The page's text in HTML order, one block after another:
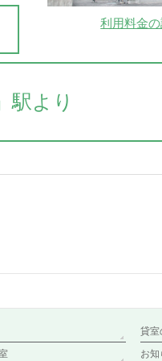
利用料金
駅より
貸室
お知